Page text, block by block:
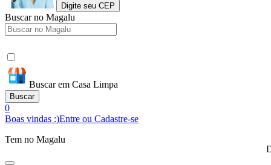
Digite seu CEP
Buscar no Magalu
Buscar em Casa Limpa
Buscar
0
Boas vindas :)Entre ou Cadastre-se
Tem no Magalu